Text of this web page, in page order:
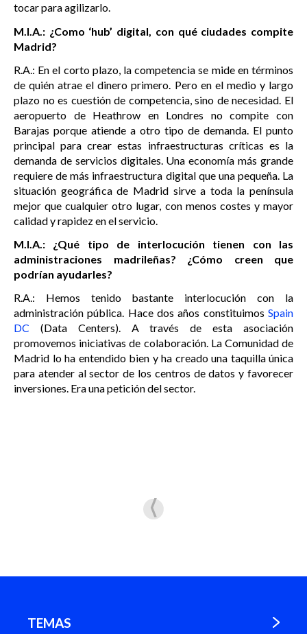
tocar para agilizarlo.
M.I.A.: ¿Como ‘hub’ digital, con qué ciudades compite
Madrid?
R.A.: En el corto plazo, la competencia se mide en términos
de quién atrae el dinero primero. Pero en el medio y largo
plazo no es cuestión de competencia, sino de necesidad. El
aeropuerto de Heathrow en Londres no compite con
Barajas porque atiende a otro tipo de demanda. El punto
principal para crear estas infraestructuras críticas es la
demanda de servicios digitales. Una economía más grande
requiere de más infraestructura digital que una pequeña. La
situación geográfica de Madrid sirve a toda la península
mejor que cualquier otro lugar, con menos costes y mayor
calidad y rapidez en el servicio.
M.I.A.: ¿Qué tipo de interlocución tienen con las
administraciones madrileñas? ¿Cómo creen que
podrían ayudarles?
R.A.: Hemos tenido bastante interlocución con la
administración pública. Hace dos años constituimos Spain
DC (Data Centers). A través de esta asociación
promovemos iniciativas de colaboración. La Comunidad de
Madrid lo ha entendido bien y ha creado una taquilla única
para atender al sector de los centros de datos y favorecer
inversiones. Era una petición del sector.
TEMAS